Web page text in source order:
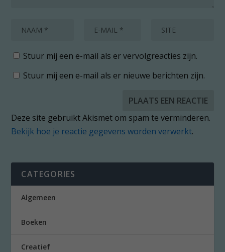
Stuur mij een e-mail als er vervolgreacties zijn.
Stuur mij een e-mail als er nieuwe berichten zijn.
Deze site gebruikt Akismet om spam te verminderen.
Bekijk hoe je reactie gegevens worden verwerkt.
CATEGORIES
Algemeen
Boeken
Creatief